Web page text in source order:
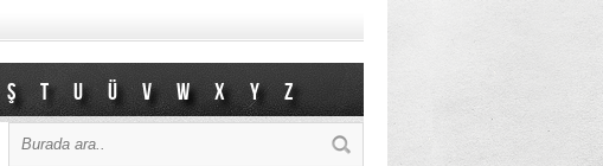
Ş T U Ü V W X Y Z